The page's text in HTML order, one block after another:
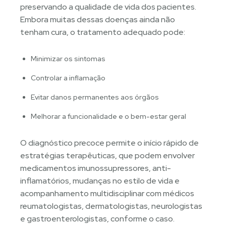
preservando a qualidade de vida dos pacientes.
Embora muitas dessas doenças ainda não
tenham cura, o tratamento adequado pode:
Minimizar os sintomas
Controlar a inflamação
Evitar danos permanentes aos órgãos
Melhorar a funcionalidade e o bem-estar geral
O diagnóstico precoce permite o início rápido de
estratégias terapêuticas, que podem envolver
medicamentos imunossupressores, anti-
inflamatórios, mudanças no estilo de vida e
acompanhamento multidisciplinar com médicos
reumatologistas, dermatologistas, neurologistas
e gastroenterologistas, conforme o caso.